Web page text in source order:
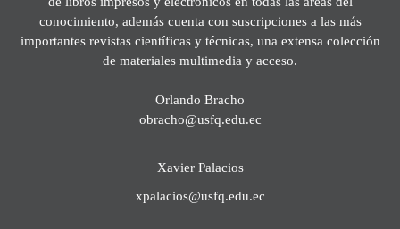
conocimiento, además cuenta con suscripciones a las más
importantes revistas científicas y técnicas, una extensa colección
de materiales multimedia y acceso.
Orlando Bracho
obracho@usfq.edu.ec
Xavier Palacios
xpalacios@usfq.edu.ec